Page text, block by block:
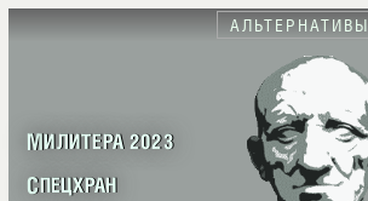
АЛЬТЕРНАТИВЫ
МИЛИТЕРА 2023
СПЕЦХРАН